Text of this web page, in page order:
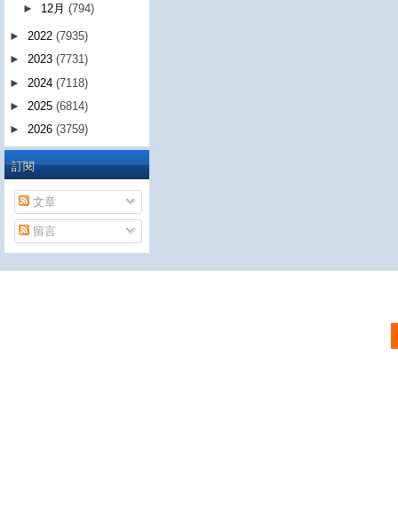
► 12月(794)
► 2022 (7935)
► 2023 (7731)
► 2024 (7118)
► 2025 (6814)
► 2026 (3759)
訂閱
文章
留言